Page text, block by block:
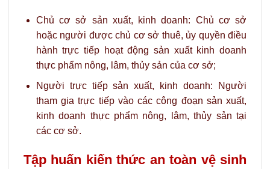
Chủ cơ sở sản xuất, kinh doanh: Chủ cơ sở
hoặc người được chủ cơ sở thuê, ủy quyền điều
hành trực tiếp hoạt động sản xuất kinh doanh
thực phẩm nông, lâm, thủy sản của cơ sở;
Người trực tiếp sản xuất, kinh doanh: Người
tham gia trực tiếp vào các công đoạn sản xuất,
kinh doanh thực phẩm nông, lâm, thủy sản tại
các cơ sở.
Tập huấn kiến thức an toàn vệ sinh